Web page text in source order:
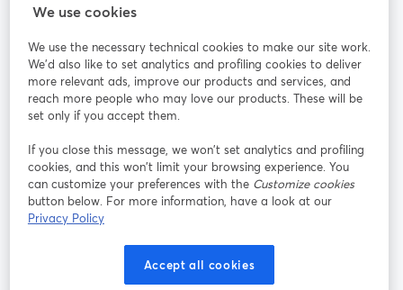
StreamYard für
Mitmachen
Webinar Facebook
wird in einem neuen Tab geöffnet
X (Twitter)
wird in einem neuen Tab geöffnet
Nutzungsbedingungen
wird in einem neuen Tab geöffnet
Datenschutzrichtlinie
wird in einem neuen Tab geöffnet
Cookie-Richtlinie
We use cookies
We use the necessary technical cookies to make our site work.
We'd also like to set analytics and profiling cookies to deliver
more relevant ads, improve our products and services, and
reach more people who may love our products. These will be
set only if you accept them.
If you close this message, we won’t set analytics and profiling
cookies, and this won’t limit your browsing experience. You
can customize your preferences with the Customize cookies
button below. For more information, have a look at our
Privacy Policy
Accept all cookies